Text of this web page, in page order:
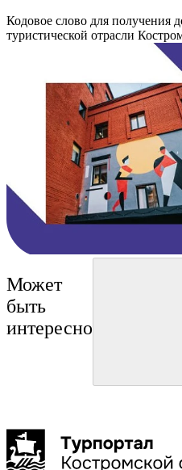
Кодовое слово для получения
туристической отрасли
Может
быть
интересно
истории"